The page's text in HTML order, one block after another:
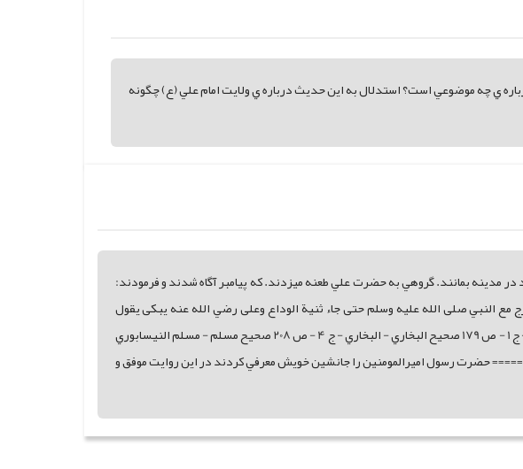
ي چه موضوعي است؟ استدلال به اين حديث درباره ي ولايت امام علي (ع) چگونه
بمانند. گروهي به حضرت علي طعنه ميزدند. که پيامبر آگاه شدند و فرمودند:
عليا رضي الله عنه خرج مع النبي صلى الله عليه وسلم حتى جاء ثنية الوداع وعلى رضي الله عنه يبکى يقول
تخلفني مع الخوالف فقال أو ما ترضى أن تکون منى بمنزلة هارون من موسى الا النبوة مسند احمد - الإمام احمد بن حنبل - ج 1 - ص 179 صحيح البخاري - البخاري - ج 4 - ص 208 صحيح مسلم - مسلم النيسابوري
- محمد بن يزيد القزويني - ج 1 - ص 45 سنن الترمذي - الترمذي - ج 5 - ص 304 ============ حضرت رسول اميرالمومنين را جانشين خويش معرفي کردند در اين روايت موفق و